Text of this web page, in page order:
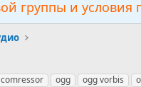
группы и условия
comressor ogg ogg vorbis